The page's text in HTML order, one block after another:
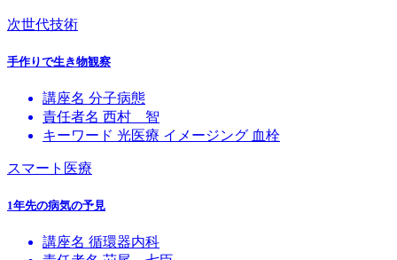
次世代技術
手作りで生き物観察
講座名 分子病態
責任者名 西村 智
キーワード 光医療 イメージング 血栓
スマート医療
1年先の病気の予見
講座名 循環器内科